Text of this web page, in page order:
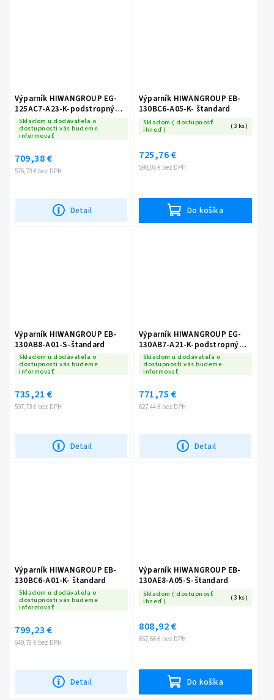
Výparník HIWANGROUP EG-
125AC7-A23-K-podstropný
skosený
Skladom u dodávateľa o
dostupnosti vás budeme
informovať
576,73 € bez DPH
709,38 €
Detail
Výparník HIWANGROUP EB-
130BC6-A05-K- štandard
Skladom ( dostupnosť
ihneď )
(3 ks)
590,05 € bez DPH
725,76 €
Do košíka
Výparník HIWANGROUP EB-
130AB8-A01-S-štandard
Skladom u dodávateľa o
dostupnosti vás budeme
informovať
597,73 € bez DPH
735,21 €
Detail
Výparník HIWANGROUP EG-
130AB7-A21-K-podstropný
skosený
Skladom u dodávateľa o
dostupnosti vás budeme
informovať
627,44 € bez DPH
771,75 €
Detail
Výparník HIWANGROUP EB-
130BC6-A01-K- štandard
Skladom u dodávateľa o
dostupnosti vás budeme
informovať
649,78 € bez DPH
799,23 €
Detail
Výparník HIWANGROUP EB-
130AE8-A05-S-štandard
Skladom ( dostupnosť
ihneď )
(3 ks)
657,66 € bez DPH
808,92 €
Do košíka